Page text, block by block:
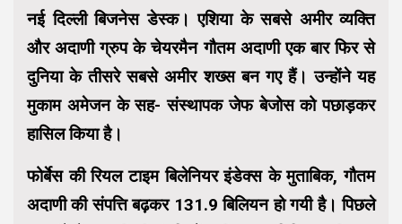
नई दिल्ली बिजनेस डेस्क। एशिया के सबसे अमीर व्यक्ति
और अदाणी ग्रुप के चेयरमैन गौतम अदाणी एक बार फिर से
दुनिया के तीसरे सबसे अमीर शख्स बन गए हैं। उन्होंने यह
मुकाम अमेजन के सह- संस्थापक जेफ बेजोस को पछाड़कर
हासिल किया है।
फोर्बेस की रियल टाइम बिलेनियर इंडेक्स के मुताबिक, गौतम
अदाणी की संपत्ति बढ़कर 131.9 बिलियन हो गयी है। पिछले